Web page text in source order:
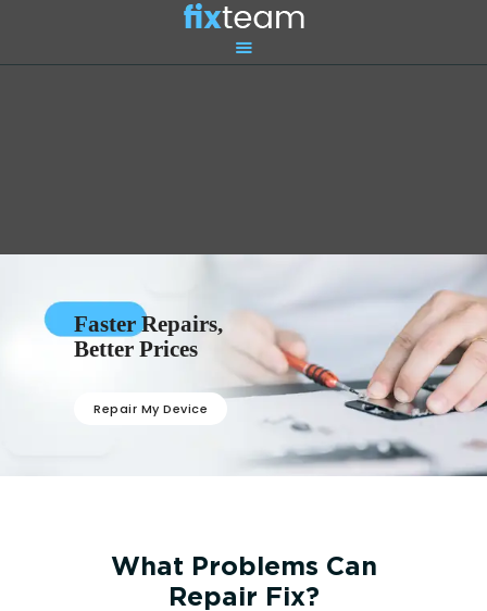
FIX YOUR STUFF
ΥΠΗΡΕΣΙΕΣ
ΕΠΙΚΟΙΝΩΝΙΑ
Faster Repairs,
Better Prices
Repair My Device
What Problems Can
Repair Fix?